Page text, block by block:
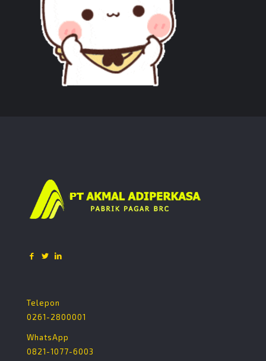
Telepon
0261-2800001
WhatsApp
0821-1077-6003